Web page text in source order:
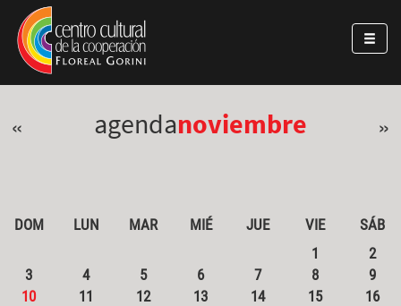
Pasar al contenido principal
Jump to main content
« agendanoviembre »
DOM LUN MAR MIÉ JUE VIE
SÁB
1
2
3
4 5 6 7 8
9
10
11 12 13 14 15
16